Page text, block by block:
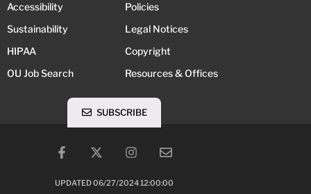
Accessibility
Sustainability
HIPAA
OU Job Search
Policies
Legal Notices
Copyright
Resources & Offices
UPDATED 06/27/2024 12:00:00
SUBSCRIBE